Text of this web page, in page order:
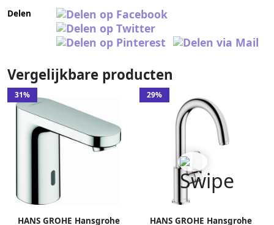
Delen
Vergelijkbare producten
31%
HANS GROHE Hansgrohe
29%
HANS GROHE Hansgrohe